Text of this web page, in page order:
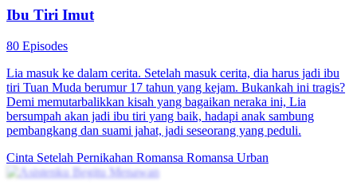
Ibu Tiri Imut
80 Episodes
Lia masuk ke dalam cerita. Setelah masuk cerita, dia harus jadi ibu
tiri Tuan Muda berumur 17 tahun yang kejam. Bukankah ini tragis?
Demi memutarbalikkan kisah yang bagaikan neraka ini, Lia
bersumpah akan jadi ibu tiri yang baik, hadapi anak sambung
pembangkang dan suami jahat, jadi seseorang yang peduli.
Cinta Setelah Pernikahan Romansa Romansa Urban